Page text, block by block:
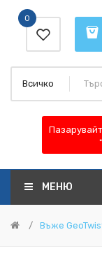
0
Всичко
МЕНЮ
Въже